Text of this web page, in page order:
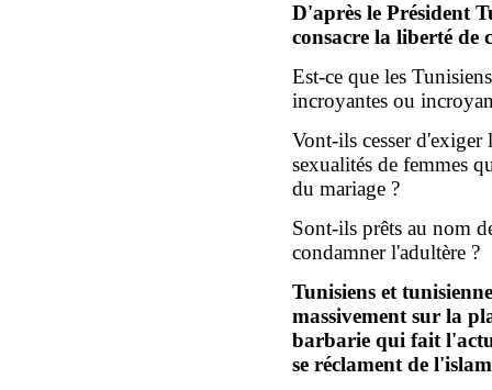
D'après le Président
consacre la liberté de
Est-ce que les
incroyantes ou
Vont-ils cesser
sexualités de femmes
du mariage ?
Sont-ils prêts au nom
condamner l'adultère ?
Tunisiens et
massivement sur la
barbarie qui fait
se réclament de l'islam